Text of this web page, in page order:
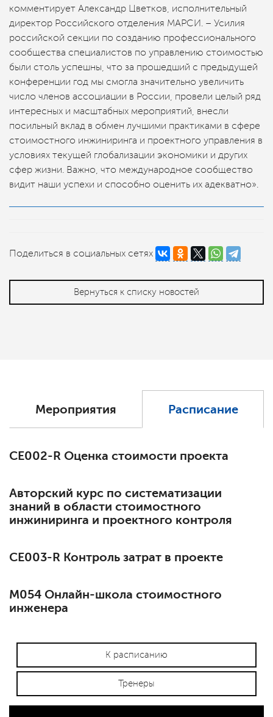
комментирует Александр Цветков, исполнительный
директор Российского отделения МАРСИ. – Усилия
российской секции по созданию профессионального
сообщества специалистов по управлению стоимостью
были столь успешны, что за прошедший с предыдущей
конференции год мы смогла значительно увеличить
число членов ассоциации в России, провели целый ряд
интересных и масштабных мероприятий, внесли
посильный вклад в обмен лучшими практиками в сфере
стоимостного инжиниринга и проектного управления в
условиях текущей глобализации экономики и других
сфер жизни. Важно, что международное сообщество
видит наши успехи и способно оценить их адекватно».
Поделиться в социальных сетях
Вернуться к списку новостей
Мероприятия Расписание
СЕ002-R Оценка стоимости проекта
Авторский курс по систематизации
знаний в области стоимостного
инжиниринга и проектного контроля
СЕ003-R Контроль затрат в проекте
М054 Онлайн-школа стоимостного
инженера
К расписанию
Тренеры